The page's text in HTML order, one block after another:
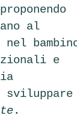
al
e
sviluppare
.